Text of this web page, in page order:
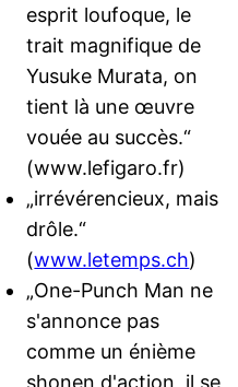
esprit loufoque, le
trait magnifique de
Yusuke Murata, on
tient là une œuvre
vouée au succès.“
(www.lefigaro.fr)
„irrévérencieux, mais
drôle.“
(www.letemps.ch)
„One-Punch Man ne
s'annonce pas
comme un énième
shonen d'action, il se